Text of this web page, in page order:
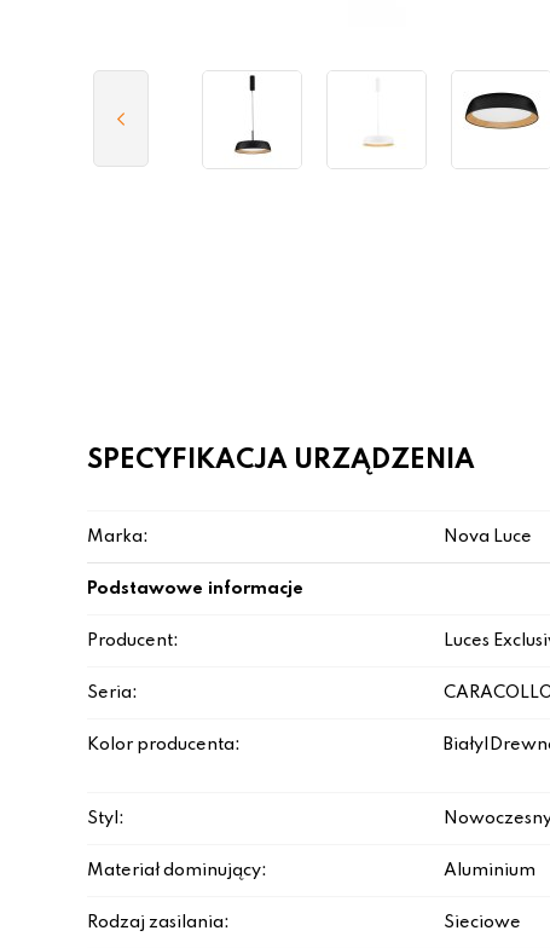
SPECYFIKACJA URZĄDZENIA
Marka: Nova Luce
Podstawowe informacje
Producent: Luces
Seria:
Kolor producenta:
Styl:
Materiał dominujący: Aluminium
Rodzaj zasilania: Sieciowe